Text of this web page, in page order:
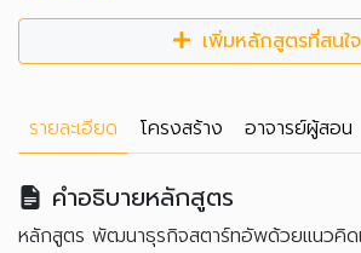
เพิ่มหลักสูตรที่สนใจ
รายละเอียด โครงสร้าง อาจารย์ผู้สอน
คำอธิบายหลักสูตร
หลักสูตร พัฒนาธุรกิจสตาร์ทอัพด้วยแนวคิ